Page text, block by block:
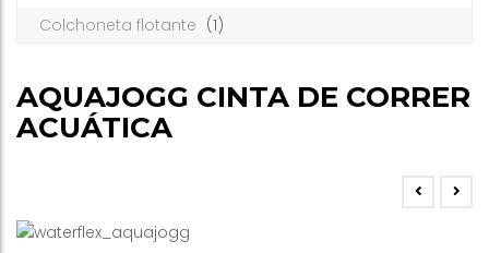
Colchoneta flotante (1)
AQUAJOGG CINTA DE CORRER
ACUÁTICA